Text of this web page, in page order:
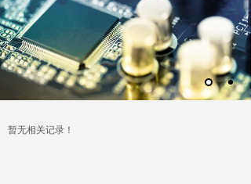
暂无相关记录！